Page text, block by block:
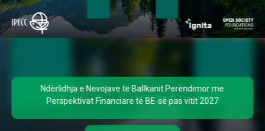
Ndërlidhja e Nevojave të Ballkanit Perëndimor me
Perspektivat Financiare të BE-së pas vitit 2027